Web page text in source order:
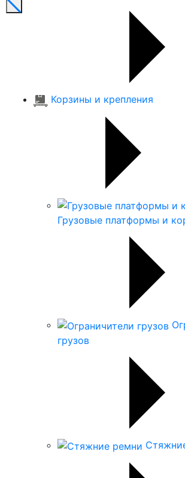
Корзины и крепления
Грузовые платформы и
грузов